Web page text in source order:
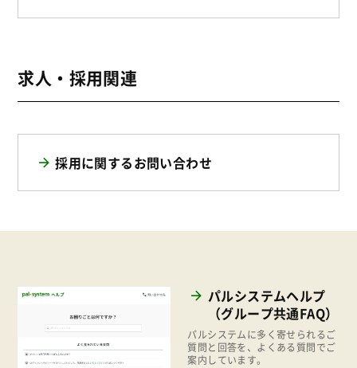
求人・採用関連
採用に関するお問い合わせ
パルシステムヘルプ
（グループ共通FAQ）
パルシステムに多く寄せられるご
質問と回答を、よくある質問でご
案内しています。